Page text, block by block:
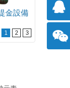
金設備 SK-
1 2 3 擊咨